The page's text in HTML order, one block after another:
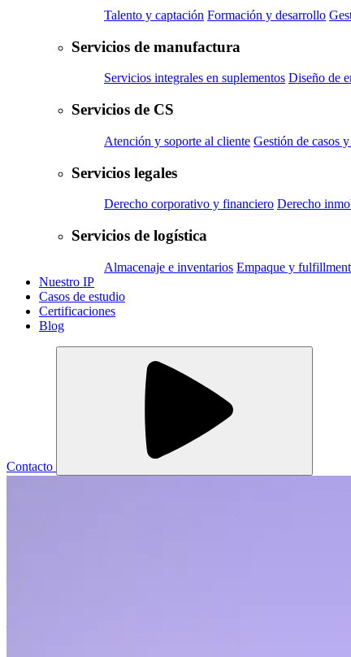
Talento y captación Formación y desarrollo
Servicios de manufactura
Servicios integrales en suplementos Diseño de
Servicios de CS
Atención y soporte al cliente Gestión de casos
Servicios legales
Derecho corporativo y financiero Derecho
Servicios de logística
Almacenaje e inventarios Empaque y fulfillment
Nuestro IP
Casos de estudio
Certificaciones
Blog
Contacto